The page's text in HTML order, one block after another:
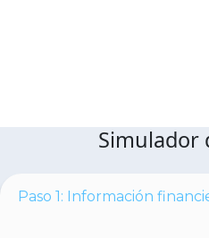
Simulador
Paso 1: Información